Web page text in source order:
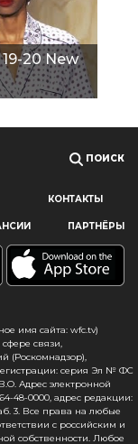
технологии,
области
использование
уведомлением
не согласны
файлов,
установить
сайт wfc.tv
20 New
ПОИСК
КОНТАКТЫ
ПАРТНЁРЫ
имя сайта: wfc.tv)
связи,
(Роскомнадзор),
серия Эл № ФС
Адрес электронной
48-0000, адрес редакции:
3. Все права на любые
с российским и
собственности. Любое